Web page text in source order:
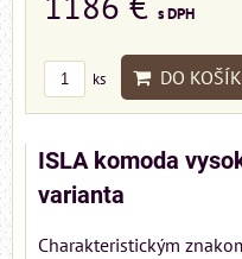
s DPH
ks DO
ISLA komoda
varianta
Charakteristickým